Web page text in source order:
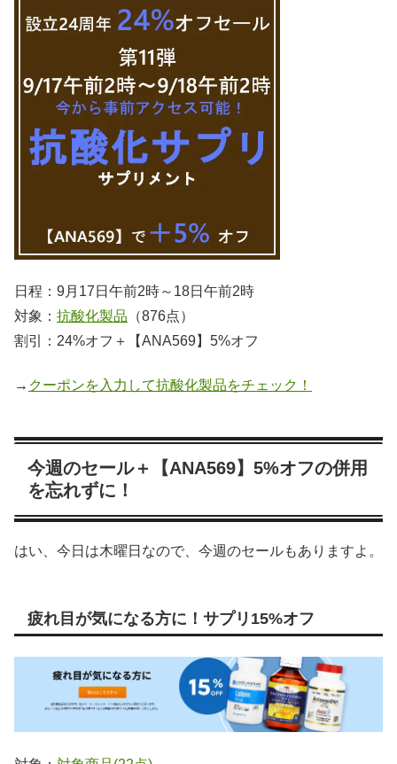
日程：9月17日午前2時～18日午前2時
対象： 抗酸化製品 （876点）
割引：24%オフ＋【ANA569】5%オフ
→ クーポンを入力して抗酸化製品をチェック！
今週のセール＋【ANA569】5%オフの併用
を忘れずに！
はい、今日は木曜日なので、今週のセールもありますよ。
疲れ目が気になる方に！サプリ15%オフ